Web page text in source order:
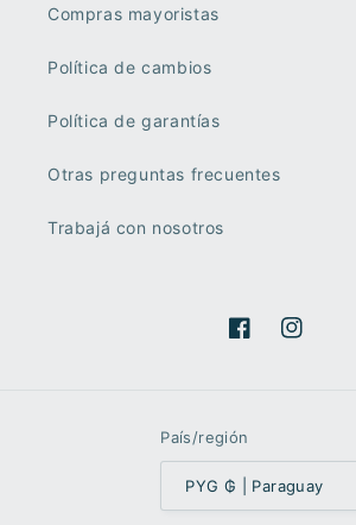
Compras mayoristas
Política de cambios
Política de garantías
Otras preguntas frecuentes
Trabajá con nosotros
FacebookInstagram
País/región
PYG ₲ | Paraguay